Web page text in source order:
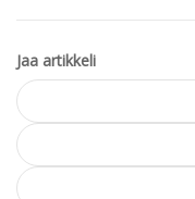
Jaa artikkeli